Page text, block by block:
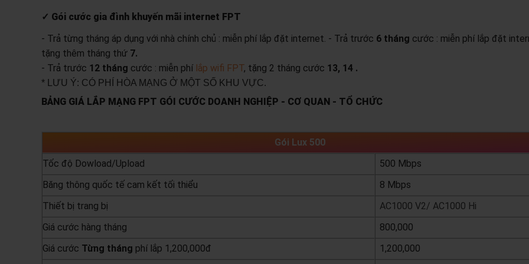
✓ Gói cước gia đình khuyến mãi internet FPT
- Trả từng tháng áp dụng với nhà chính chủ : miễn phí lắp đặt internet. - Trả trước 6 tháng cước : miễn phí lắp đặt
tặng thêm tháng thứ7.
- Trả trước 12 tháng cước : miễn phí lắp wifi FPT, tặng 2 tháng cước 13, 14 .
* LƯU Ý: CÓ PHÍ HÒA MẠNG Ở MỘT SỐ KHU VỰC.
BẢNG GIÁ LẮP MẠNG FPT GÓI CƯỚC DOANH NGHIỆP - CƠ QUAN - TỔ CHỨC
Gói Lux 500
Tốc độ Dowload/Upload
500 Mbps
Băng thông quốc tế cam kết tối thiểu
8 Mbps
Thiết bị trang bị
AC1000 V2/ AC1000 Hi
Giá cước hàng tháng
800,000
Giá cước Từng tháng phí lắp 1,200,000đ 1,200,000